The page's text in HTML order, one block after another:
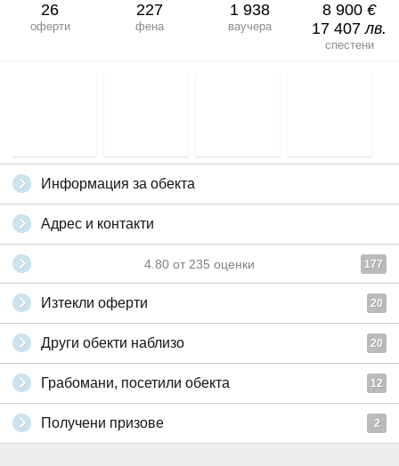
26
оферти
227
фена
1 938
ваучера
8 900 €
17 407лв.
спестени
Информация за обекта
Адрес и контакти
4.80 от 235 оценки 177
Изтекли оферти 20
Други обекти наблизо 20
Грабомани, посетили обекта 12
Получени призове 2